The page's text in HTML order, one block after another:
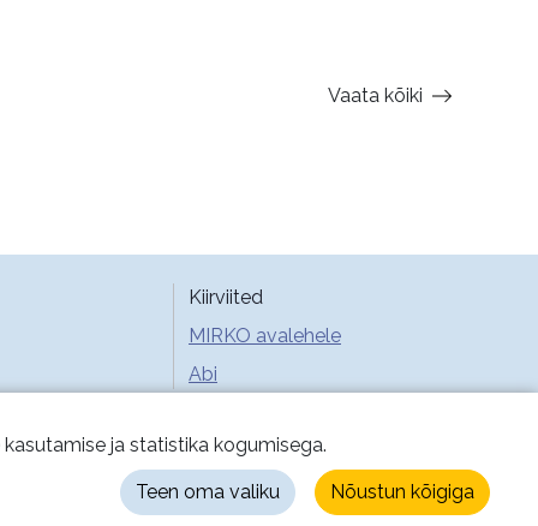
ja statistika kogumisega.
Teen oma valiku Nõustun kõigiga
Vaata kõiki
Kiirviited
MIRKO avalehele
Abi
Küpsised Privaatsus Juurdepääsetavus